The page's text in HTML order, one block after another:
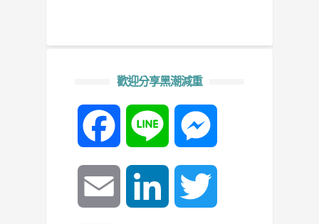
歡迎分享黑潮減重
Facebook Line
Email LinkedIn